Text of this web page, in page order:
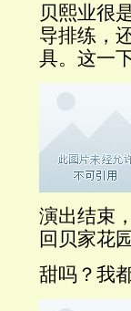
贝熙业很
导排练，
具。这一
演出结束
回贝家花园
甜吗？我